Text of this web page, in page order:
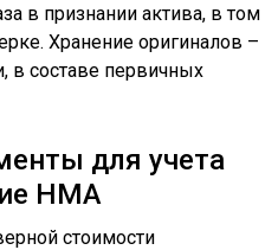
в признании актива, в том
Хранение оригиналов –
в составе первичных
для учета
НМА
стоимости